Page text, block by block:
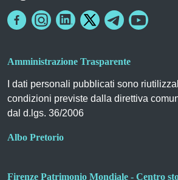
Amministrazione Trasparente
I dati personali pubblicati sono
condizioni previste dalla direttiva
dal d.lgs. 36/2006
Albo Pretorio
Firenze Patrimonio Mondiale - Centro